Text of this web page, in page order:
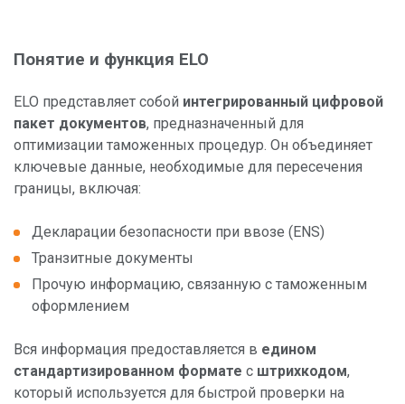
Понятие и функция ELO
ELO представляет собой интегрированный цифровой
пакет документов, предназначенный для
оптимизации таможенных процедур. Он объединяет
ключевые данные, необходимые для пересечения
границы, включая:
Декларации безопасности при ввозе (ENS)
Транзитные документы
Прочую информацию, связанную с таможенным
оформлением
Вся информация предоставляется в едином
стандартизированном формате с штрихкодом,
который используется для быстрой проверки на